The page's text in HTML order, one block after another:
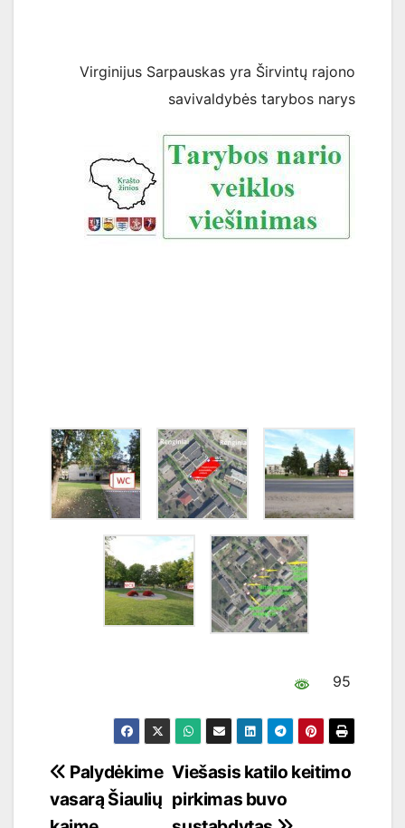
Virginijus Sarpauskas yra Širvintų rajono
savivaldybės tarybos narys
95
Navigacija
tarp
Viešasis katilo keitimo
pirkimas buvo
Palydėkime
vasarą Šiaulių